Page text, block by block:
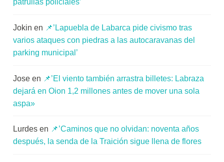
patrullas policiales’
Jokin en 📌’Lapuebla de Labarca pide civismo tras
varios ataques con piedras a las autocaravanas del
parking municipal’
Jose en 📌’El viento también arrastra billetes: Labraza
dejará en Oion 1,2 millones antes de mover una sola
aspa»
Lurdes en 📌’Caminos que no olvidan: noventa años
después, la senda de la Traición sigue llena de flores